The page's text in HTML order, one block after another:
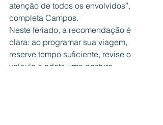
atenção de todos os envolvidos”,
completa Campos.
Neste feriado, a recomendação é
clara: ao programar sua viagem,
reserve tempo suficiente, revise o
veículo e adote uma postura